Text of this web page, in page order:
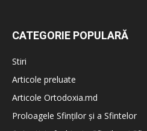
CATEGORIE POPULARĂ
Stiri
Articole preluate
Articole Ortodoxia.md
Proloagele Sfinților și a Sfintelor